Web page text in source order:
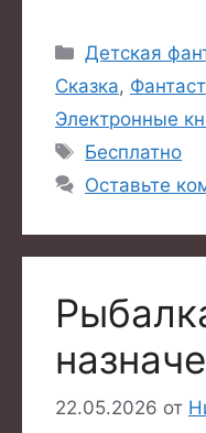
Рубрики
Детская
Сказка,
Электронные
Метки
Бесплатно
Оставьте
22.05.2026 от